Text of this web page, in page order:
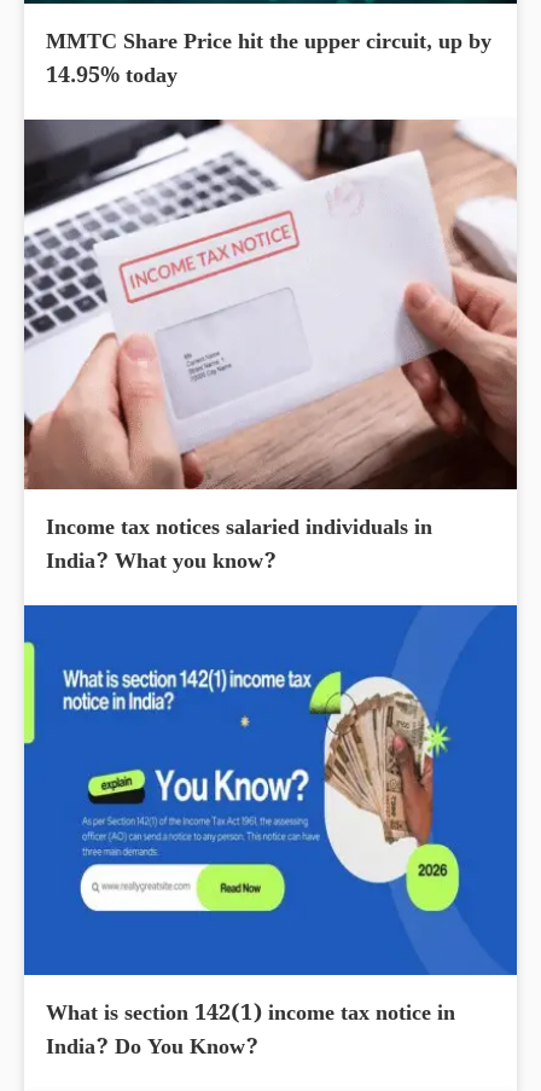
MMTC Share Price hit the upper circuit, up by
14.95% today
Income tax notices salaried individuals in
India? What you know?
What is section 142(1) income tax notice in
India? Do You Know?